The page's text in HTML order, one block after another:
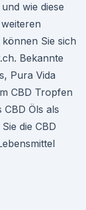
wie diese
Sie sich
Bekannte
Pura Vida
CBD Tropfen
Öls als
die CBD